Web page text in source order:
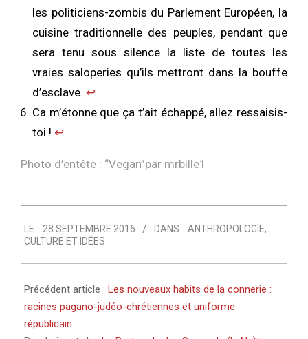
les politiciens-zombis du Parlement Européen, la
cuisine traditionnelle des peuples, pendant que
sera tenu sous silence la liste de toutes les
vraies saloperies qu’ils mettront dans la bouffe
d’esclave. ↩︎
Ca m’étonne que ça t’ait échappé, allez ressaisis-
toi ! ↩︎
Photo d’entête : “Vegan”par mrbille1
09-
28
LE : 28 SEPTEMBRE 2016 DANS : ANTHROPOLOGIE,
CULTURE ET IDÉES
Précédent article : Les nouveaux habits de la connerie :
racines pagano-judéo-chrétiennes et uniforme
républicain